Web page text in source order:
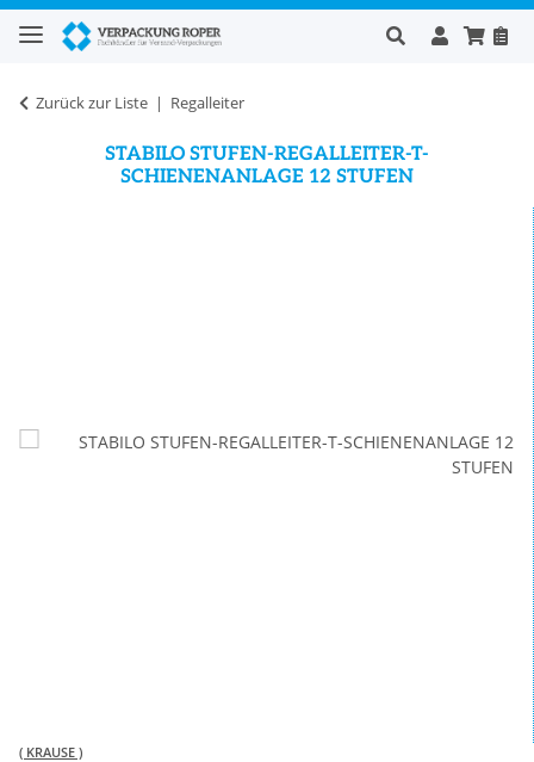
Zurück zur Liste Regalleiter
STABILO STUFEN-REGALLEITER-T-
SCHIENENANLAGE 12 STUFEN
( KRAUSE )